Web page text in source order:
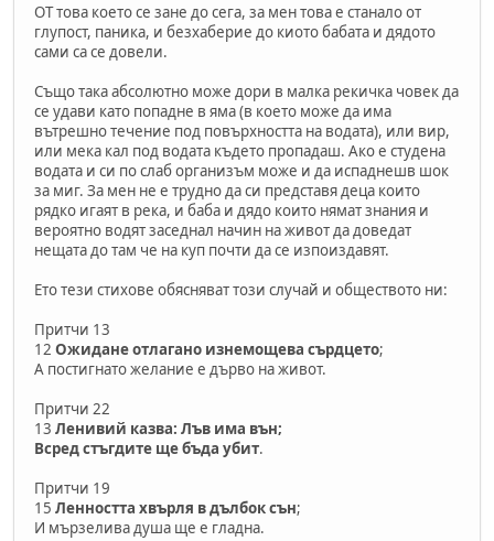
ОТ това което се зане до сега, за мен това е станало от
глупост, паника, и безхаберие до киото бабата и дядото
сами са се довели.
Също така абсолютно може дори в малка рекичка човек да
се удави като попадне в яма (в което може да има
вътрешно течение под повърхността на водата), или вир,
или мека кал под водата където пропадаш. Ако е студена
водата и си по слаб организъм може и да испаднешв шок
за миг. За мен не е трудно да си представя деца които
рядко игаят в река, и баба и дядо които нямат знания и
вероятно водят заседнал начин на живот да доведат
нещата до там че на куп почти да се изпоиздавят.
Ето тези стихове обясняват този случай и обществото ни:
Притчи 13
12 Ожидане отлагано изнемощева сърдцето;
А постигнато желание е дърво на живот.
Притчи 22
13 Ленивий казва: Лъв има вън;
Всред стъгдите ще бъда убит.
Притчи 19
15 Ленността хвърля в дълбок сън;
И мързелива душа ще е гладна.